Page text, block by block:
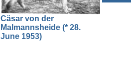
Cäsar von der
Malmannsheide (* 28.
June 1953)